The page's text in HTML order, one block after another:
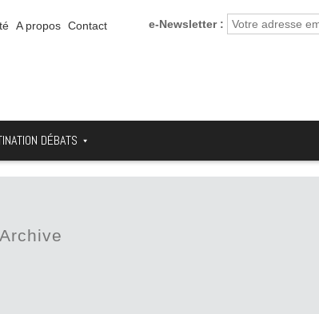
e-Newsletter :
A propos Contact
DÉBATS
Archive